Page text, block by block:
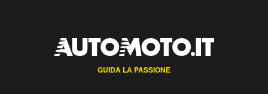
GUIDA LA PASSIONE